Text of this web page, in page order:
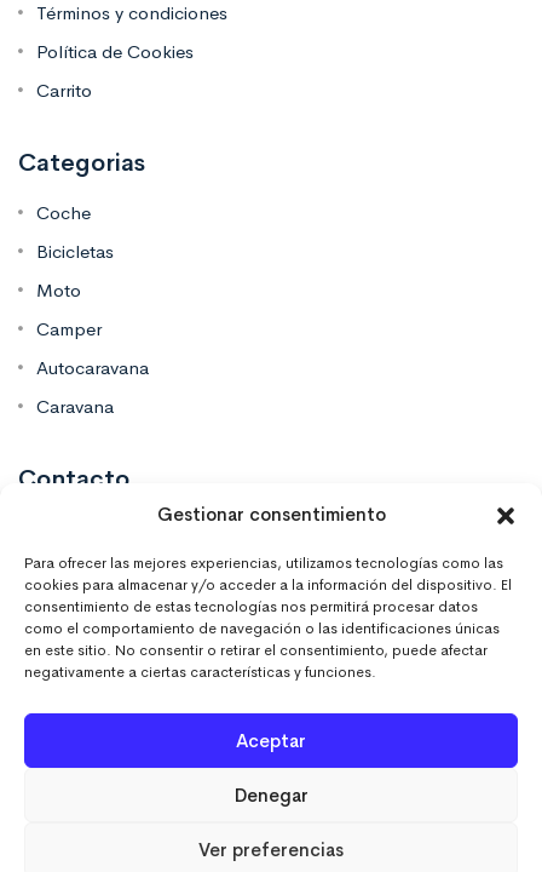
Gestionar consentimiento
Para ofrecer las mejores experiencias, utilizamos tecnologías como las
cookies para almacenar y/o acceder a la información del dispositivo. El
consentimiento de estas tecnologías nos permitirá procesar datos
como el comportamiento de navegación o las identificaciones únicas
en este sitio. No consentir o retirar el consentimiento, puede afectar
negativamente a ciertas características y funciones.
Aceptar
Denegar
Ver preferencias
Términos y condiciones
Política de Cookies
Carrito
Categorias
Coche
Bicicletas
Moto
Camper
Autocaravana
Caravana
Contacto
637 671 470
MASVINILOSONLINE © 2023. Todos los derechos